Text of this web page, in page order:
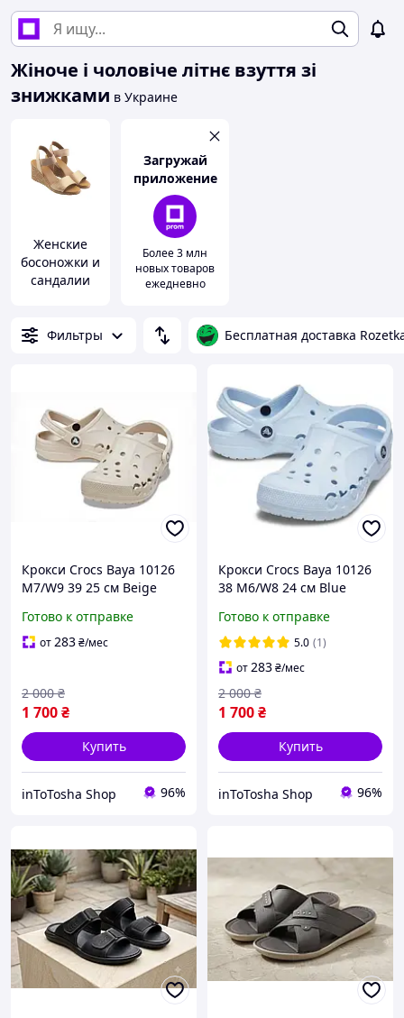
Жіноче і чоловіче літнє взуття зі
знижками в Украине
Женские
босоножки и
сандалии
Загружай
приложение
Более 3 млн
новых товаров
ежедневно
Фильтры Бесплатная доставка
Крокси Crocs Baya 10126
M7/W9 39 25 см Beige
Готово к отправке
от283₴/мес
1 700₴
2 000 ₴
Купить
inToTosha Shop 96%
Крокси Crocs Baya 10126
38 M6/W8 24 см Blue
Готово к отправке
5.0 (1)
от283₴/мес
1 700₴
2 000 ₴
Купить
inToTosha Shop 96%